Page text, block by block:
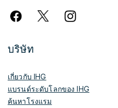
บริษัท
เกี่ยวกับ IHG
แบรนด์ระดับโลกของ IHG
ค้นหาโรงแรม